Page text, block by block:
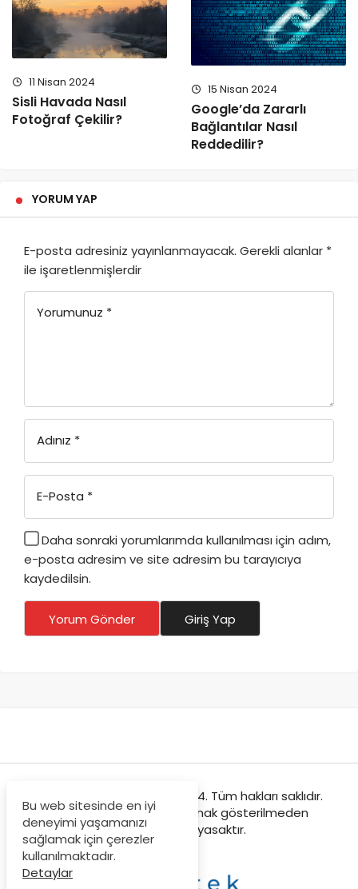
11 Nisan 2024
Sisli Havada Nasıl
Fotoğraf Çekilir?
15 Nisan 2024
Google’da Zararlı
Bağlantılar Nasıl
Reddedilir?
YORUM YAP
E-posta adresiniz yayınlanmayacak. Gerekli alanlar *
ile işaretlenmişlerdir
Yorumunuz *
Adınız *
E-Posta *
Daha sonraki yorumlarımda kullanılması için adım,
e-posta adresim ve site adresim bu tarayıcıya
kaydedilsin.
Yorum Gönder Giriş Yap
Teknolojist © Copyright 2024. Tüm hakları saklıdır.
Sitemizden içeriklerin kaynak gösterilmeden
kopyalanması yasaktır.
Bu web sitesinde en iyi
deneyimi yaşamanızı
sağlamak için çerezler
kullanılmaktadır.
Detaylar